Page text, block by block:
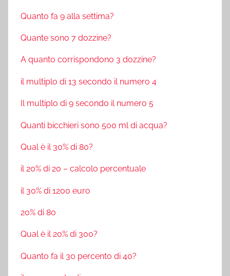
Quanto fa 9 alla settima?
Quante sono 7 dozzine?
A quanto corrispondono 3 dozzine?
il multiplo di 13 secondo il numero 4
Il multiplo di 9 secondo il numero 5
Quanti bicchieri sono 500 ml di acqua?
Qual è il 30% di 80?
il 20% di 20 – calcolo percentuale
il 30% di 1200 euro
20% di 80
Qual è il 20% di 300?
Quanto fa il 30 percento di 40?